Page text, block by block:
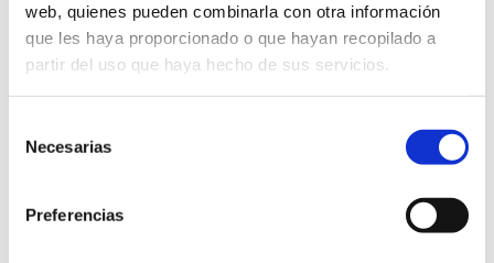
web, quienes pueden combinarla con otra información
que les haya proporcionado o que hayan recopilado a
partir del uso que haya hecho de sus servicios.
Necesarias
Preferencias
Location:
From the Alter ravine to Mar
Cantábrica street (Punta Molins).